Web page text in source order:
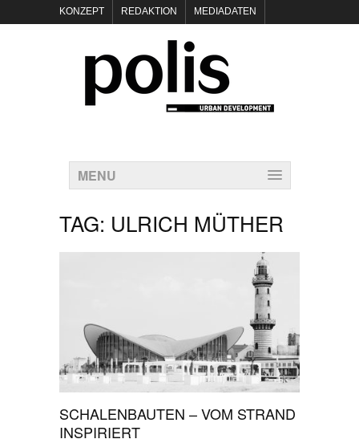
KONZEPT REDAKTION MEDIADATEN
POLIS KEYNOTES
KONTAKT DATENSCHUTZ IMPRESSUM
MENU
TAG: ULRICH MÜTHER
SCHALENBAUTEN – VOM STRAND
INSPIRIERT